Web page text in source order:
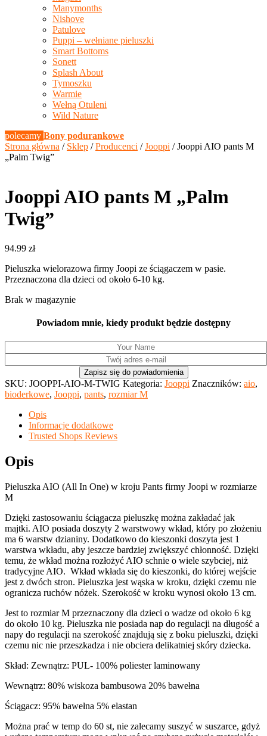
Manymonths
Nishove
Patulove
Puppi – wełniane pieluszki
Smart Bottoms
Sonett
Splash About
Tymoszku
Warmie
Wełną Otuleni
Wild Nature
polecamy Bony podurankowe
Strona główna / Sklep /Producenci /Jooppi / Jooppi AIO pants M
„Palm Twig”
Jooppi AIO pants M „Palm
Twig”
94.99 zł
Pieluszka wielorazowa firmy Joopi ze ściągaczem w pasie.
Przeznaczona dla dzieci od około 6-10 kg.
Brak w magazynie
Powiadom mnie, kiedy produkt będzie dostępny
SKU: JOOPPI-AIO-M-TWIG Kategoria: Jooppi Znaczników: aio,
bioderkowe, Jooppi, pants, rozmiar M
Opis
Informacje dodatkowe
Trusted Shops Reviews
Opis
Pieluszka AIO (All In One) w kroju Pants firmy Joopi w rozmiarze
M
Dzięki zastosowaniu ściągacza pieluszkę można zakładać jak
majtki. AIO posiada doszyty 2 warstwowy wkład, który po złożeniu
ma 6 warstw dzianiny. Dodatkowo do kieszonki doszyta jest 1
warstwa wkładu, aby jeszcze bardziej zwiększyć chłonność. Dzięki
temu, że wkład można rozłożyć AIO schnie o wiele szybciej, niż
tradycyjne AIO. Wkład wkłada się do kieszonki, do której wejście
jest z dwóch stron. Pieluszka jest wąska w kroku, dzięki czemu nie
ogranicza ruchów nóżek. Szerokość w kroku wynosi około 13 cm.
Jest to rozmiar M przeznaczony dla dzieci o wadze od około 6 kg
do około 10 kg. Pieluszka nie posiada nap do regulacji na długość a
napy do regulacji na szerokość znajdują się z boku pieluszki, dzięki
czemu nic nie przeszkadza i nie obciera delikatniej skóry dziecka.
Skład: Zewnątrz: PUL- 100% poliester laminowany
Wewnątrz: 80% wiskoza bambusowa 20% bawełna
Ściągacz: 95% bawełna 5% elastan
Można prać w temp do 60 st, nie zalecamy suszyć w suszarce, gdyż